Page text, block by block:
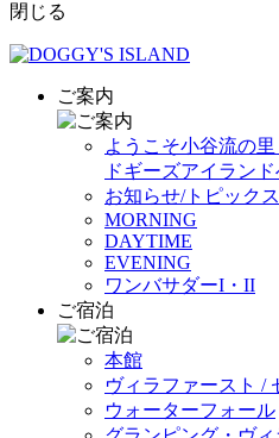
閉じる
ご案内
ようこそ小谷流の里
ドギーズアイラン
お知らせ/トピックス
MORNING
DAYTIME
EVENING
ワンバサダーI・II
ご宿泊
本館
ヴィラファースト /
ウォーターフォール